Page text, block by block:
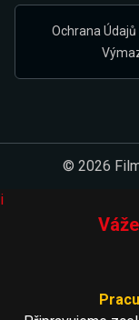
Ochrana Údajů
© 2026
i